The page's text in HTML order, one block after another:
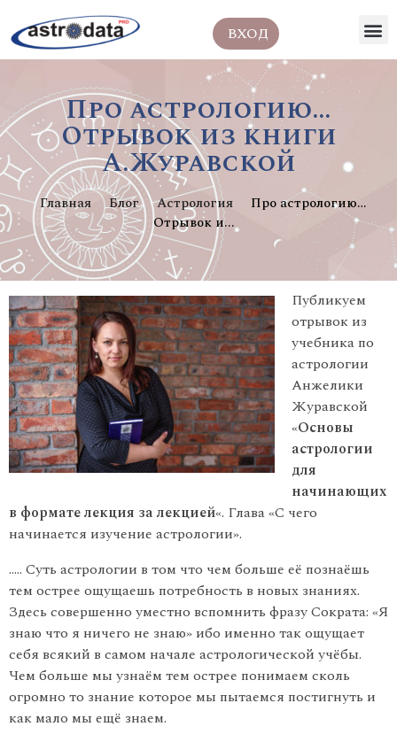
ВХОД
Про астрологию…
Отрывок из книги
А.Журавской
Главная Блог Астрология
Про астрологию…
Отрывок и...
Публикуем
отрывок из
учебника по
астрологии
Анжелики
Журавской
«Основы
астрологии
для
начинающих
в формате лекция за лекцией«. Глава «С чего
начинается изучение астрологии».
….. Суть астрологии в том что чем больше её познаёшь
тем острее ощущаешь потребность в новых знаниях.
Здесь совершенно уместно вспомнить фразу Сократа: «Я
знаю что я ничего не знаю» ибо именно так ощущает
себя всякий в самом начале астрологической учёбы.
Чем больше мы узнаём тем острее понимаем сколь
огромно то знание которое мы пытаемся постигнуть и
как мало мы ещё знаем.